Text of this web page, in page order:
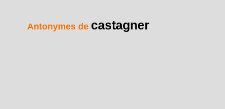
Antonymes de castagner